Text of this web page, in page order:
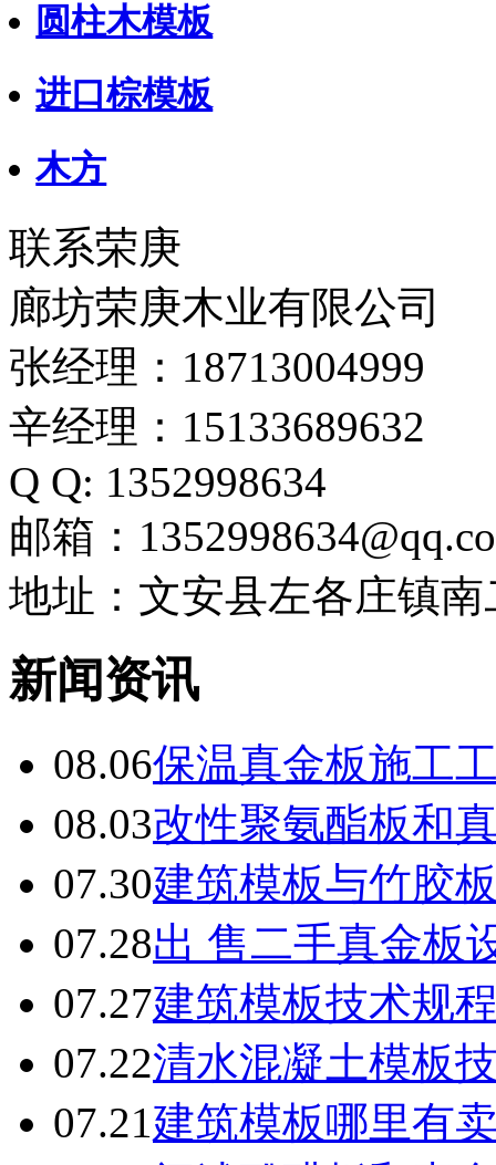
圆柱木模板
进口棕模板
木方
联系荣庚
廊坊荣庚木业有限公司
张经理：18713004999
辛经理：15133689632
Q Q: 1352998634
邮箱：
地址：文安县左各庄镇
新闻资讯
08.06保温真金板施工
08.03改性聚氨酯板和
07.30建筑模板与竹胶
07.28出 售二手真金板
07.27建筑模板技术规
07.22清水混凝土模板
07.21建筑模板哪里有